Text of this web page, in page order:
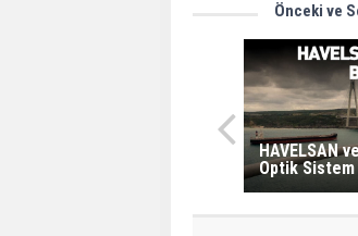
Önceki ve
HAVELSAN
Optik Sistem